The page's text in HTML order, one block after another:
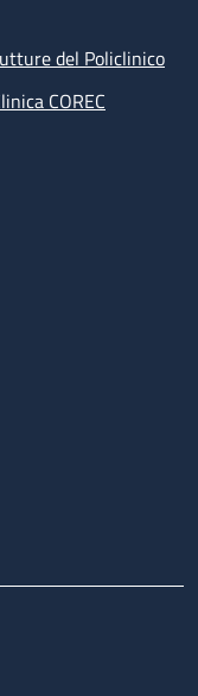
del Policlinico
COREC